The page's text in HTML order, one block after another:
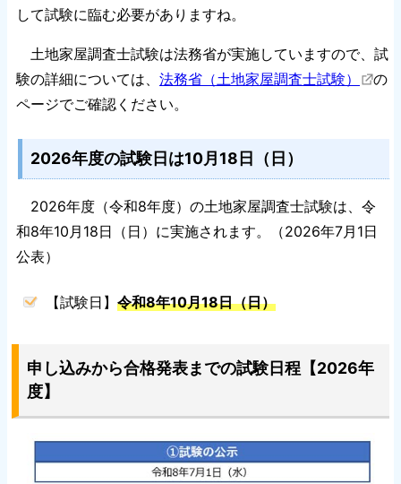
して試験に臨む必要がありますね。
土地家屋調査士試験は法務省が実施していますので、試
験の詳細については、 法務省（土地家屋調査士試験）
の
ページでご確認ください。
2026年度の試験日は10月18日（日）
2026年度（令和8年度）の土地家屋調査士試験は、令
和8年10月18日（日）に実施されます。（2026年7月1日
公表）
【試験日】令和8年10月18日（日）
申し込みから合格発表までの試験日程【2026年
度】